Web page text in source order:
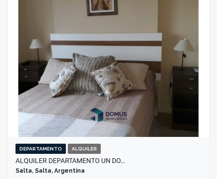
DEPARTAMENTO ALQUILER
ALQUILER DEPARTAMENTO UN DO…
Salta, Salta, Argentina